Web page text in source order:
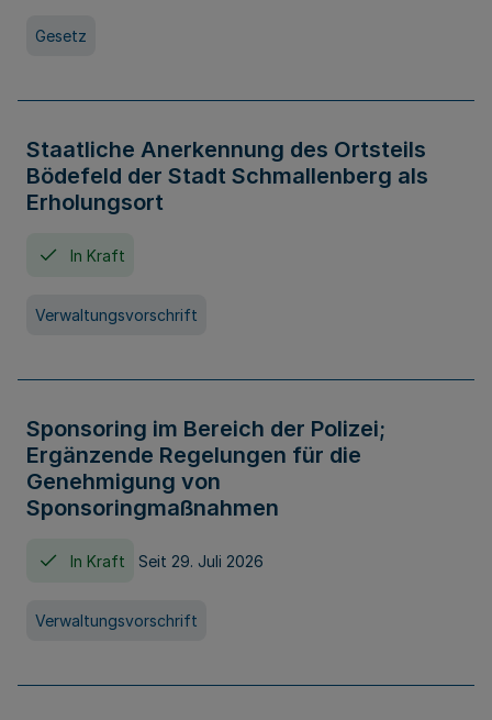
Gesetz
Staatliche Anerkennung des Ortsteils
Bödefeld der Stadt Schmallenberg als
Erholungsort
In Kraft
Verwaltungsvorschrift
Sponsoring im Bereich der Polizei;
Ergänzende Regelungen für die
Genehmigung von
Sponsoringmaßnahmen
In Kraft Seit 29. Juli 2026
Verwaltungsvorschrift